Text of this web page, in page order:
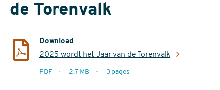
de Torenvalk
Download
2025 wordt het Jaar van de Torenvalk
extensie
PDF
2.7 MB
3 pages